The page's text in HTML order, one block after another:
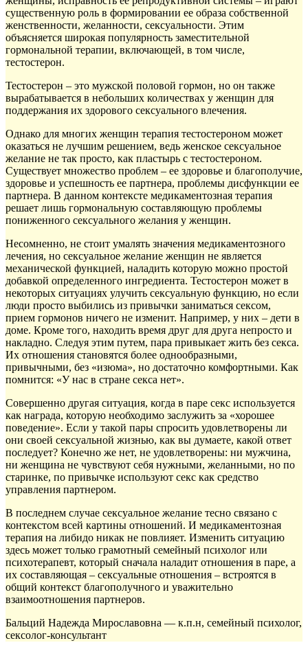
существенную роль в формировании ее образа собственной
женственности, желанности, сексуальности. Этим
объясняется широкая популярность заместительной
гормональной терапии, включающей, в том числе,
тестостерон.
Тестостерон – это мужской половой гормон, но он также
вырабатывается в небольших количествах у женщин для
поддержания их здорового сексуального влечения.
Однако для многих женщин терапия тестостероном может
оказаться не лучшим решением, ведь женское сексуальное
желание не так просто, как пластырь с тестостероном.
Существует множество проблем – ее здоровье и благополучие,
здоровье и успешность ее партнера, проблемы дисфункции ее
партнера. В данном контексте медикаментозная терапия
решает лишь гормональную составляющую проблемы
пониженного сексуального желания у женщин.
Несомненно, не стоит умалять значения медикаментозного
лечения, но сексуальное желание женщин не является
механической функцией, наладить которую можно простой
добавкой определенного ингредиента. Тестостерон может в
некоторых ситуациях улучить сексуальную функцию, но если
люди просто выбились из привычки заниматься сексом,
прием гормонов ничего не изменит. Например, у них – дети в
доме. Кроме того, находить время друг для друга непросто и
накладно. Следуя этим путем, пара привыкает жить без секса.
Их отношения становятся более однообразными,
привычными, без «изюма», но достаточно комфортными. Как
помнится: «У нас в стране секса нет».
Совершенно другая ситуация, когда в паре секс используется
как награда, которую необходимо заслужить за «хорошее
поведение». Если у такой пары спросить удовлетворены ли
они своей сексуальной жизнью, как вы думаете, какой ответ
последует? Конечно же нет, не удовлетворены: ни мужчина,
ни женщина не чувствуют себя нужными, желанными, но по
старинке, по привычке используют секс как средство
управления партнером.
В последнем случае сексуальное желание тесно связано с
контекстом всей картины отношений. И медикаментозная
терапия на либидо никак не повлияет. Изменить ситуацию
здесь может только грамотный семейный психолог или
психотерапевт, который сначала наладит отношения в паре, а
их составляющая – сексуальные отношения – встроятся в
общий контекст благополучного и уважительно
взаимоотношения партнеров.
Бальций Надежда Мирославовна — к.п.н, семейный психолог,
сексолог-консультант